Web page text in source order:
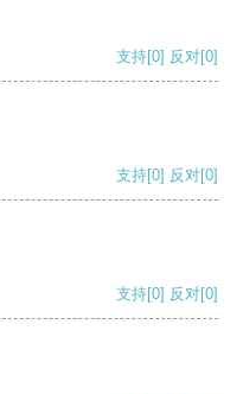
支持[0] 反对[0]
支持[0] 反对[0]
支持[0] 反对[0]